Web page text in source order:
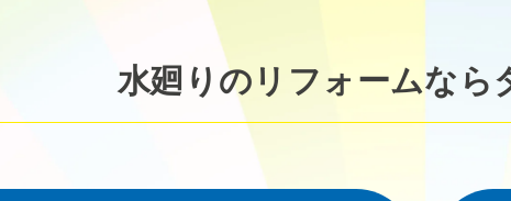
水廻りのリフォームなら